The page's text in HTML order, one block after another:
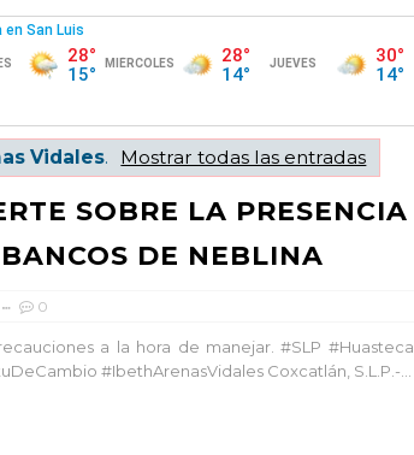
Vidales. Mostrar todas las entradas
SOBRE LA PRESENCIA
DE NEBLINA
0
a la hora de manejar. #SLP #Huasteca
#IbethArenasVidales Coxcatlán, S.L.P.-...